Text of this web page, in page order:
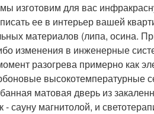
изготовим для вас
ее в интерьер вашей
материалов (липа, осина.
изменения в инженерные
разогрева примерно как
высокотемпературные
матовая дверь из
- сауну магнитолой, и